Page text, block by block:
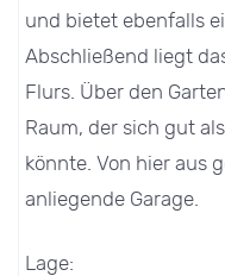
und bietet ebenfalls
Abschließend liegt
Flurs. Über den
Raum, der sich gut
könnte. Von hier aus
anliegende Garage.
Lage: